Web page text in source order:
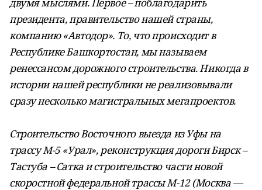
президента, правительство нашей страны,
компанию «Автодор». То, что происходит в
Республике Башкортостан, мы называем
ренессансом дорожного строительства. Никогда в
истории нашей республики не реализовывали
сразу несколько магистральных мегапроектов.
Строительство Восточного выезда из Уфы на
трассу М-5 «Урал», реконструкция дороги Бирск –
Тастуба – Сатка и строительство части новой
скоростной федеральной трассы М-12 (Москва —